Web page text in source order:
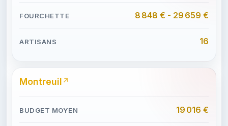
8 848 € - 29 659 €
16
Montreuil
19 016 €